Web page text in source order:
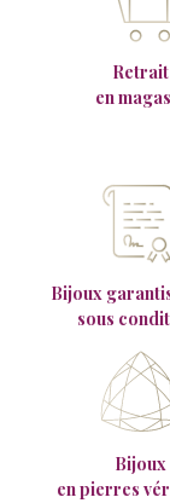
Retrait
en
Bijoux
sous
Bijoux
en pierres